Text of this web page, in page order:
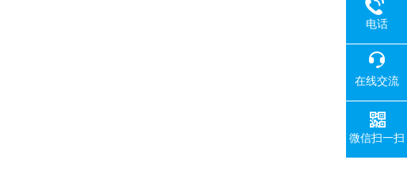
电话
在线交流
微信扫一扫